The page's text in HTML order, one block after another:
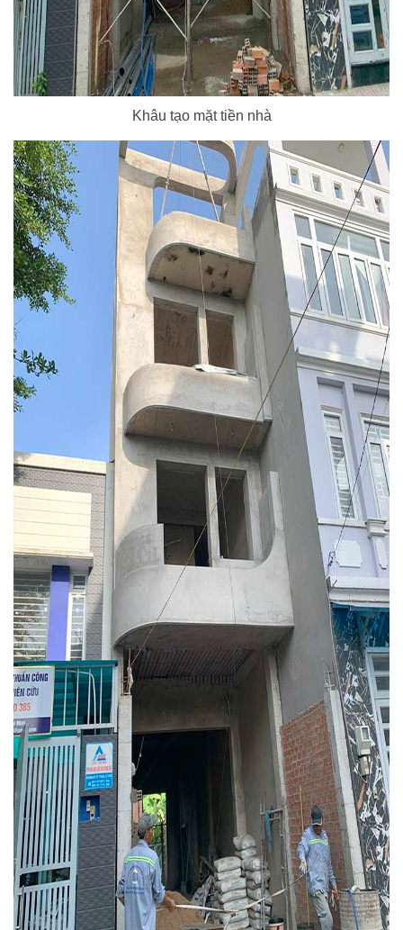
Khâu tạo mặt tiền nhà